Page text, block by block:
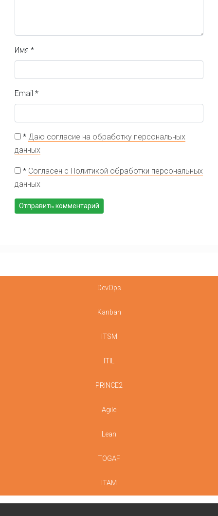
Имя *
Email *
* Даю согласие на обработку персональных
данных
* Согласен с Политикой обработки персональных
данных
DevOps
Kanban
ITSM
ITIL
PRINCE2
Agile
Lean
TOGAF
ITAM